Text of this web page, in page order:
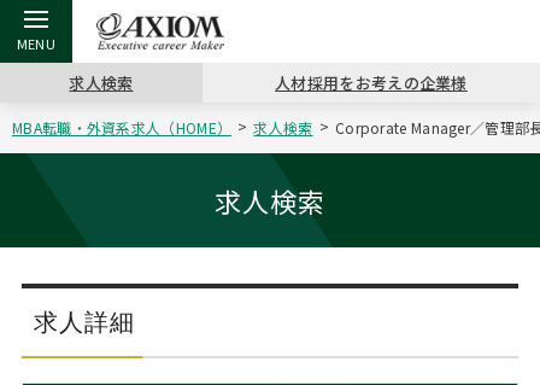
戻る
アクシアムの特長
戻る
コンサ
サービス案内
戻る
キャリ
コンサルタントの紹介
戻る
キャリア支援 TOP
キャリアデザイン講座
（最新求人市場動向）
戻る
MBAの
ステージ別アドバイス
戻る
日本か
戻る
転職ツール TOP
英文レジュメの書き方
戻る
パワー
職務経歴書の書き方
戻る
転職コラム TOP
“展”職相談室
転職市場の明日をよめ
戻る
イベント・セミナー TOP
ジョブフェア
キャリアデザインセミナー
戻る
会社概要 TOP
沿革
主なクライアント
求人検索 人材採用をお考えの企業様
MBA転職・外資系求人（HOME） 求人検索 Corporate Manager／管理部
求人検索
求人詳細